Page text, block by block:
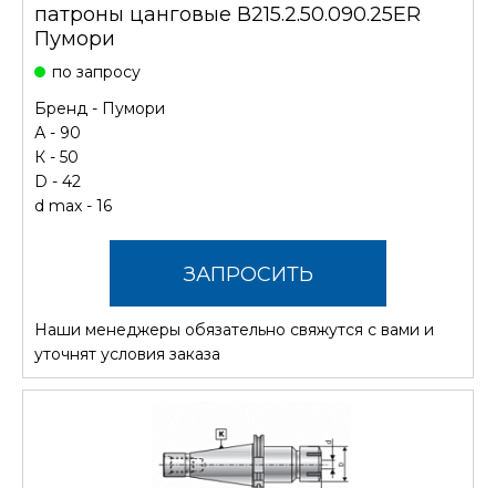
патроны цанговые В215.2.50.090.25ER
Пумори
по запросу
Бренд - Пумори
А - 90
К - 50
D - 42
d max - 16
ЗАПРОСИТЬ
СТОИМОСТЬ
Наши менеджеры обязательно свяжутся с вами и
уточнят условия заказа